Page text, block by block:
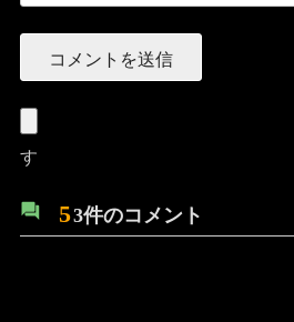
す
53件のコメント